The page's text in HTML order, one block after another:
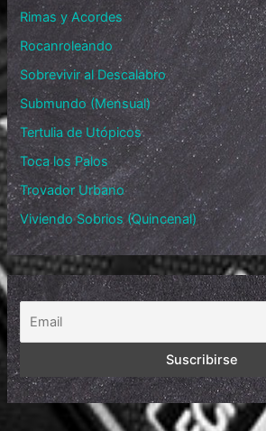
Rimas y Acordes
Rocanroleando
Sobrevivir al Descalabro
Submundo (Mensual)
Tertulia de Utópicos
Toca los Palos
Trovador Urbano
Viviendo Sobrios (Quincenal)